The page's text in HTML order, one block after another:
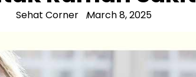
Sehat Corner March 8, 2025